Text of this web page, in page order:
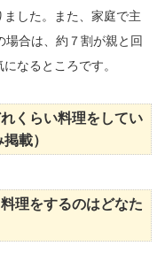
した。また、家庭で主
合は、約７割が親と回
なるところです。
くらい料理をしてい
載）
理をするのはどなた